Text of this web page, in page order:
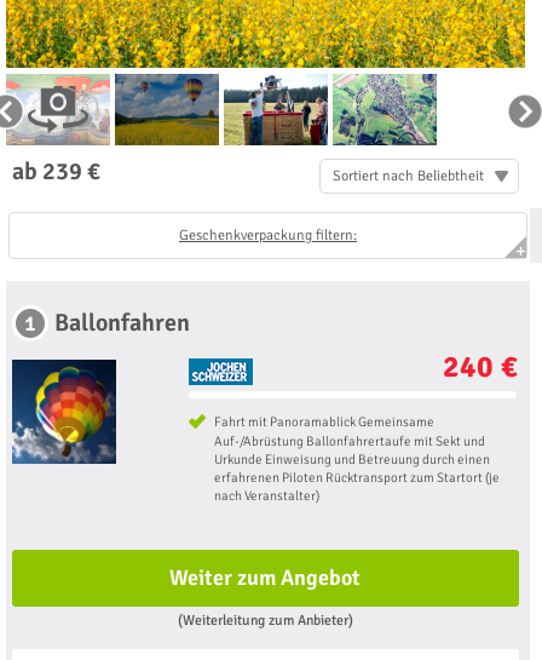
ab 239 € Sortiert nach Beliebtheit
Geschenkverpackung filtern:
1 Ballonfahren
240 €
Fahrt mit Panoramablick Gemeinsame
Auf-/Abrüstung Ballonfahrertaufe mit Sekt und
Urkunde Einweisung und Betreuung durch einen
erfahrenen Piloten Rücktransport zum Startort (je
nach Veranstalter)
Weiter zum Angebot
(Weiterleitung zum Anbieter)